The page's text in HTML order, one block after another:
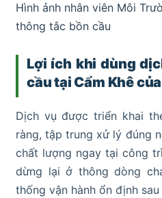
Hình ảnh nhân viên Môi
thông tắc bồn cầu
Lợi ích khi dùng
cầu tại Cẩm Khê
Dịch vụ được triển khai
ràng, tập trung xử lý đúng
chất lượng ngay tại công
dừng lại ở thông dòng
thống vận hành ổn định